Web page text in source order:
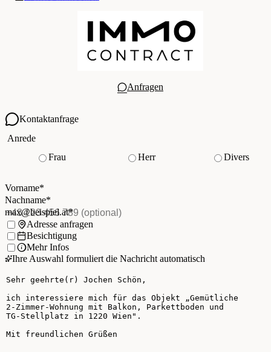
Anfragen
Kontaktanfrage
Ihre Kontaktdaten
Anrede
Frau
Herr
Divers
Vorname*
Nachname
Nachname*
E-Mail*(Pflichtfeld)
max@beispiel.at*
Telefon(optional)
Ich möchte:Adresse anfragen
Besichtigung
Mehr Infos
Ihre Auswahl formuliert die Nachricht automatisch
Ihre Nachricht